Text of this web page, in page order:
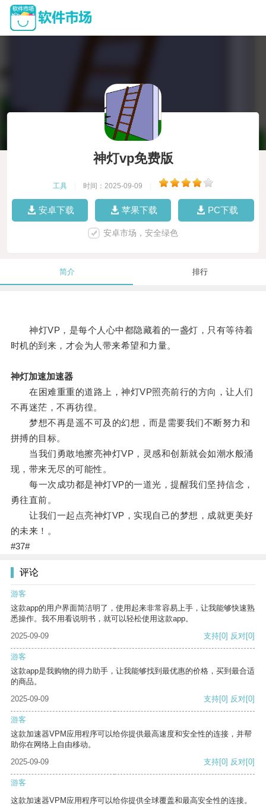
神灯vp免费版
工具 时间：2025-09-09
安卓下载 苹果下载 PC下载
安卓市场，安全绿色
简介 排行
神灯VP，是每个人心中都隐藏着的一盏灯，只有等待着
时机的到来，才会为人带来希望和力量。
神灯加速加速器
在困难重重的道路上，神灯VP照亮前行的方向，让人们
不再迷茫，不再彷徨。
梦想不再是遥不可及的幻想，而是需要我们不断努力和
拼搏的目标。
当我们勇敢地擦亮神灯VP，灵感和创新就会如潮水般涌
现，带来无尽的可能性。
每一次成功都是神灯VP的一道光，提醒我们坚持信念，
勇往直前。
让我们一起点亮神灯VP，实现自己的梦想，成就更美好
的未来！。
#37#
评论
游客
这款app的用户界面简洁明了，使用起来非常容易上手，让我能够快速熟
悉操作。我不用看说明书，就可以轻松使用这款app。
2025-09-09
支持[0] 反对[0]
游客
这款app是我购物的得力助手，让我能够找到最优惠的价格，买到最合适
的商品。
2025-09-09
支持[0] 反对[0]
游客
这款加速器VPM应用程序可以给你提供最高速度和安全性的连接，并帮
助你在网络上自由移动。
2025-09-09
支持[0] 反对[0]
游客
这款加速器VPM应用程序可以给你提供全球覆盖和最高安全性的连接。